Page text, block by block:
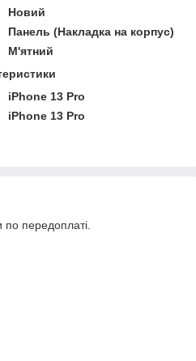
Новий
Панель (Накладка на корпус)
М'ятний
iPhone 13 Pro
iPhone 13 Pro
по передоплаті.